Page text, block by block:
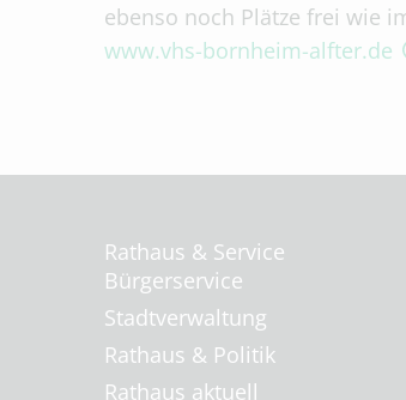
ebenso noch Plätze frei wie
www.vhs-bornheim-alfter.de
Rathaus & Service
Bürgerservice
Stadtverwaltung
Rathaus & Politik
Rathaus aktuell